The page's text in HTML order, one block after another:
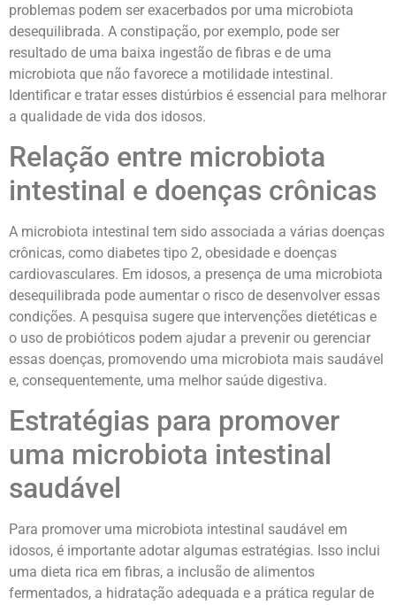
problemas podem ser exacerbados por uma microbiota
desequilibrada. A constipação, por exemplo, pode ser
resultado de uma baixa ingestão de fibras e de uma
microbiota que não favorece a motilidade intestinal.
Identificar e tratar esses distúrbios é essencial para melhorar
a qualidade de vida dos idosos.
Relação entre microbiota
intestinal e doenças crônicas
A microbiota intestinal tem sido associada a várias doenças
crônicas, como diabetes tipo 2, obesidade e doenças
cardiovasculares. Em idosos, a presença de uma microbiota
desequilibrada pode aumentar o risco de desenvolver essas
condições. A pesquisa sugere que intervenções dietéticas e
o uso de probióticos podem ajudar a prevenir ou gerenciar
essas doenças, promovendo uma microbiota mais saudável
e, consequentemente, uma melhor saúde digestiva.
Estratégias para promover
uma microbiota intestinal
saudável
Para promover uma microbiota intestinal saudável em
idosos, é importante adotar algumas estratégias. Isso inclui
uma dieta rica em fibras, a inclusão de alimentos
fermentados, a hidratação adequada e a prática regular de